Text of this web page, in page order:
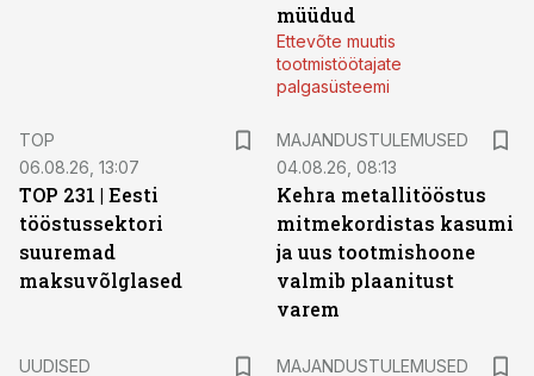
müüdud
Ettevõte muutis
tootmistöötajate
palgasüsteemi
TOP
06.08.26, 13:07
TOP 231 | Eesti
tööstussektori
suuremad
maksuvõlglased
MAJANDUSTULEMUSED
04.08.26, 08:13
Kehra metallitööstus
mitmekordistas kasumi
ja uus tootmishoone
valmib plaanitust
varem
UUDISED
MAJANDUSTULEMUSED